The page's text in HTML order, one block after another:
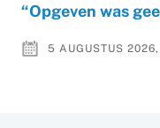
“Opgeven was
5 AUGUSTUS